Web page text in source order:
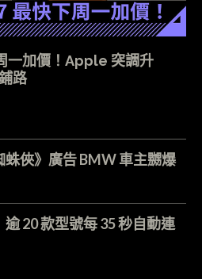
一加價！Apple 突調升
路
俠》廣告 BMW 車主嬲爆
20 款型號每 35 秒自動連